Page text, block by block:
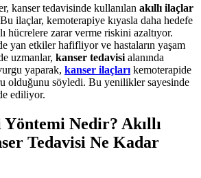
kanser tedavisinde kullanılan akıllı ilaçlar
ilaçlar, kemoterapiye kıyasla daha hedefe
hücrelere zarar verme riskini azaltıyor.
yan etkiler hafifliyor ve hastaların yaşam
uzmanlar, kanser tedavisi alanında
yaparak, kanser ilaçları kemoterapide
olduğunu söyledi. Bu yenilikler sayesinde
ediliyor.
Nedir? Akıllı
Tedavisi Ne Kadar